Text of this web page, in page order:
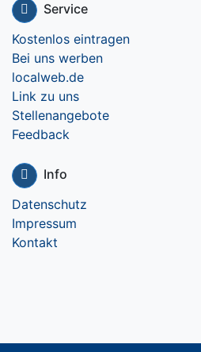
Service
Kostenlos eintragen
Bei uns werben
localweb.de
Link zu uns
Stellenangebote
Feedback
Info
Datenschutz
Impressum
Kontakt